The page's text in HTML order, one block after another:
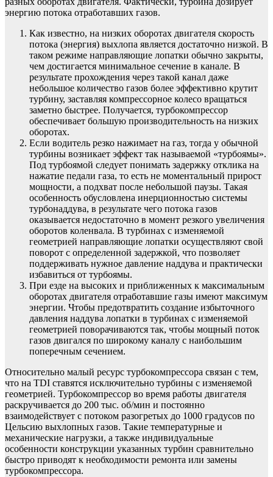
энергию потока отработавших газов.
Как известно, на низких оборотах двигателя скорость
потока (энергия) выхлопа является достаточно низкой. В
таком режиме направляющие лопатки обычно закрыты,
чем достигается минимальное сечение в канале. В
результате прохождения через такой канал даже
небольшое количество газов более эффективно крутит
турбину, заставляя компрессорное колесо вращаться
заметно быстрее. Получается, турбокомпрессор
обеспечивает большую производительность на низких
оборотах.
Если водитель резко нажимает на газ, тогда у обычной
турбины возникает эффект так называемой «турбоямы».
Под турбоямой следует понимать задержку отклика на
нажатие педали газа, то есть не моментальный прирост
мощности, а подхват после небольшой паузы. Такая
особенность обусловлена инерционностью системы
турбонаддува, в результате чего потока газов
оказывается недостаточно в момент резкого увеличения
оборотов коленвала. В турбинах с изменяемой
геометрией направляющие лопатки осуществляют свой
поворот с определенной задержкой, что позволяет
поддерживать нужное давление наддува и практически
избавиться от турбоямы.
При езде на высоких и приближенных к максимальным
оборотах двигателя отработавшие газы имеют максимум
энергии. Чтобы предотвратить создание избыточного
давления наддува лопатки в турбинах с изменяемой
геометрией поворачиваются так, чтобы мощный поток
газов двигался по широкому каналу с наибольшим
поперечным сечением.
Относительно малый ресурс турбокомпрессора связан с тем,
что на TDI ставятся исключительно турбины с изменяемой
геометрией. Турбокомпрессор во время работы двигателя
раскручивается до 200 тыс. об/мин и постоянно
взаимодействует с потоком разогретых до 1000 градусов по
Цельсию выхлопных газов. Такие температурные и
механические нагрузки, а также индивидуальные
особенности конструкции указанных турбин сравнительно
быстро приводят к необходимости ремонта или замены
турбокомпрессора.